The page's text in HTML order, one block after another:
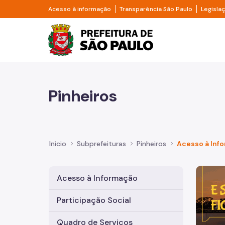
Pular para o Conteúdo principal
Acesso à informação Divisor de acesso à informação
Transparência São Paulo Divisor
Prefeitura de São
Pinheiros
Início Subprefeituras Pinheiros Acesso à
Acesso à Informação
Participação Social
Quadro de Serviços